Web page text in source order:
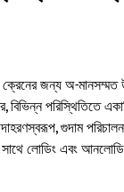
ক্রেনের জন্য অ-
বিভিন্ন পরিস্থিতিতে
গুদাম
লোডিং এবং